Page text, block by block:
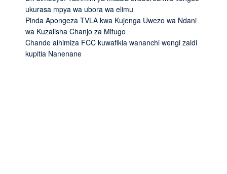
ukurasa mpya wa ubora wa elimu
Pinda Apongeza TVLA kwa Kujenga Uwezo wa Ndani
wa Kuzalisha Chanjo za Mifugo
Chande aihimiza FCC kuwafikia wananchi wengi zaidi
kupitia Nanenane